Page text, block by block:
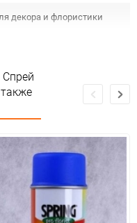
декора и флористики
хранения: -20 до +35 С .